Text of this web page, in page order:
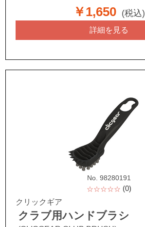
￥1,650 (税込)
詳細を見る
No. 98280191
☆☆☆☆☆ (0)
クリックギア
クラブ用ハンドブラシ